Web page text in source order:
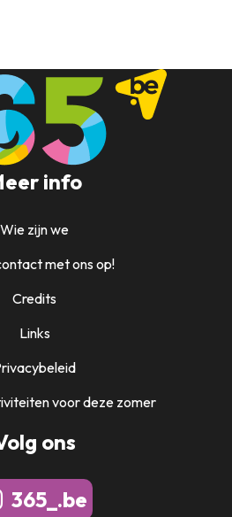
info
Wie zijn we
met ons op!
Credits
Links
voor deze zomer
ons
365_.be